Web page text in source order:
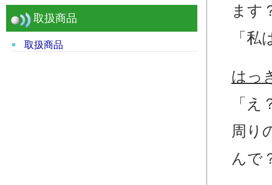
取扱商品
取扱商品
ます
「
はっ
「
周り
んで